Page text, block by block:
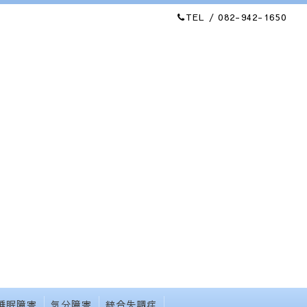
TEL / 082-942-1650
眠障害 気分障害 統合失調症